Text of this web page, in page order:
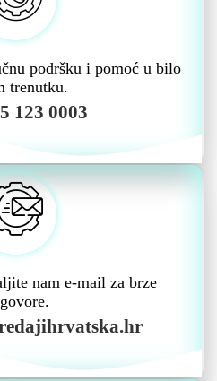
podršku i pomoć u bilo
trenutku.
123 0003
nam e-mail za brze